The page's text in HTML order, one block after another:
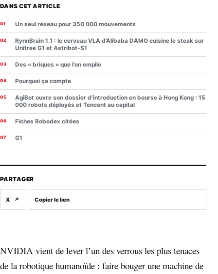
NVIDIA vient de lever l’un des verrous les plus tenaces
de la robotique humanoïde : faire bouger une machine de
DANS CET ARTICLE
Un seul réseau pour 350 000 mouvements
RynnBrain 1.1 : le cerveau VLA d’Alibaba DAMO cuisine le steak sur
Unitree G1 et Astribot-S1
Des « briques » que l’on empile
Pourquoi ça compte
AgiBot ouvre son dossier d’introduction en bourse à Hong Kong : 15
000 robots déployés et Tencent au capital
Fiches Robodex citées
G1
PARTAGER
X ↗ Copier le lien